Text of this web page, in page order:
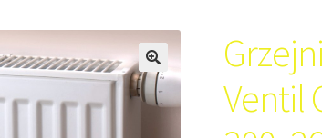
Ventil